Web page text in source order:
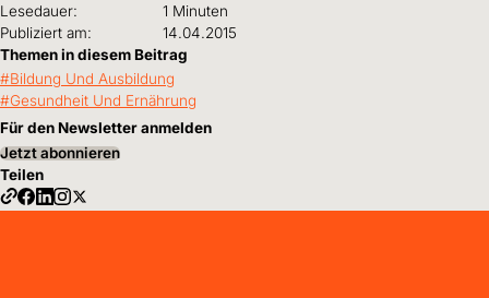
Lesedauer:
1 Minuten
Publiziert am:
14.04.2015
Themen in diesem Beitrag
Bildung Und Ausbildung
Gesundheit Und Ernährung
Für den Newsletter anmelden
Jetzt abonnieren
Teilen